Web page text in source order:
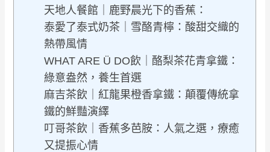
天地人餐館｜鹿野晨光下的香蕉：
泰愛了泰式奶茶｜雪酪青檸：酸甜交織的
熱帶風情
WHAT ARE Ü DO飲｜酪梨茶花青拿鐵：
綠意盎然，養生首選
麻吉茶飲｜紅龍果橙香拿鐵：顛覆傳統拿
鐵的鮮豔演繹
叮哥茶飲｜香蕉多芭胺：人氣之選，療癒
又提振心情